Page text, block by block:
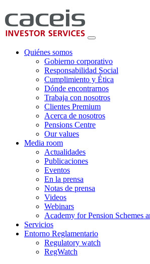
Quiénes somos
Gobierno corporativo
Responsabilidad Social
Cumplimiento y Ética
Dónde encontrarnos
Trabaja con nosotros
Clientes Premium
Acerca de nosotros
Pensions Centre
Our values
Media room
Actualidades
Publicaciones
Eventos
En la prensa
Notas de prensa
Videos
Webinars
Academy for Pension Schemes
Servicios
Entorno Reglamentario
Regulatory watch
RegWatch